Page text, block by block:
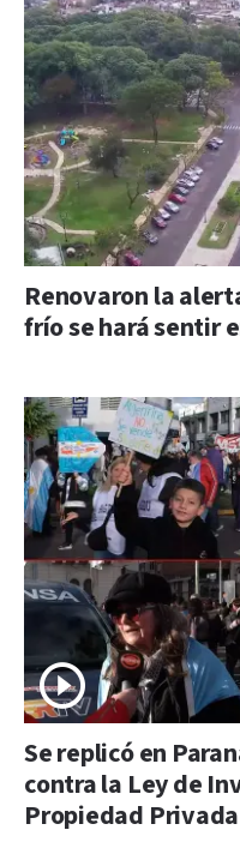
Renovaron la
frío se hará sentir
Se replicó en
contra la Ley de
Propiedad Privada